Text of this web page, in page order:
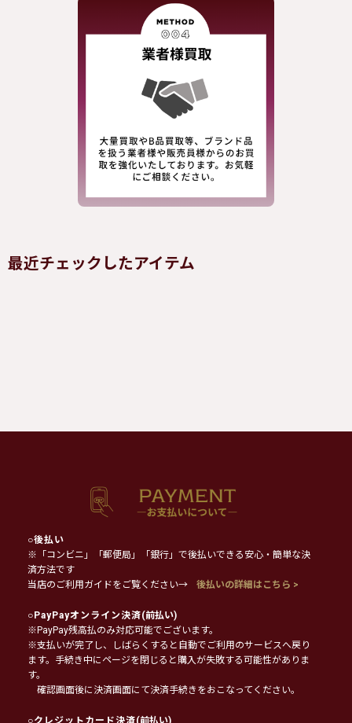
最近チェックしたアイテム
○後払い
※「コンビニ」「郵便局」「銀行」で後払いできる安心・簡単な決
済方法です
当店のご利用ガイドをご覧ください→
後払いの詳細はこちら >
○PayPayオンライン決済(前払い)
※PayPay残高払のみ対応可能でございます。
※支払いが完了し、しばらくすると自動でご利用のサービスへ戻り
ます。手続き中にページを閉じると購入が失敗する可能性がありま
す。
確認画面後に決済画面にて決済手続きをおこなってください。
○クレジットカード決済(前払い)